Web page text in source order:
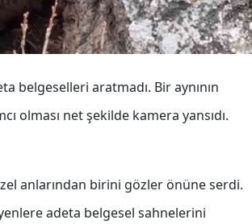
belgeselleri aratmadı. Bir aynının
olması net şekilde kamera yansıdı.
anlarından birini gözler önüne serdi.
adeta belgesel sahnelerini